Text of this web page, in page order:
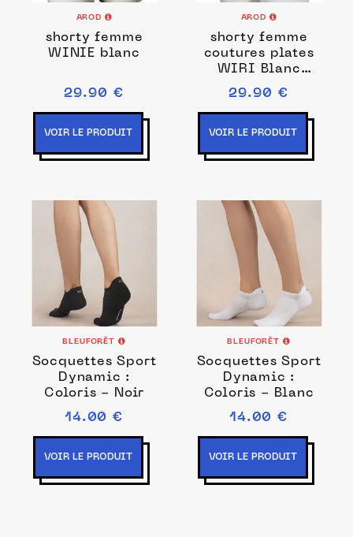
AROD
shorty femme
WINIE blanc
29.90 €
VOIR LE PRODUIT
AROD
shorty femme
coutures plates
WIRI Blanc
Marine
29.90 €
VOIR LE PRODUIT
BLEUFORÊT
Socquettes Sport
Dynamic :
Coloris - Noir
14.00 €
VOIR LE PRODUIT
BLEUFORÊT
Socquettes Sport
Dynamic :
Coloris - Blanc
14.00 €
VOIR LE PRODUIT